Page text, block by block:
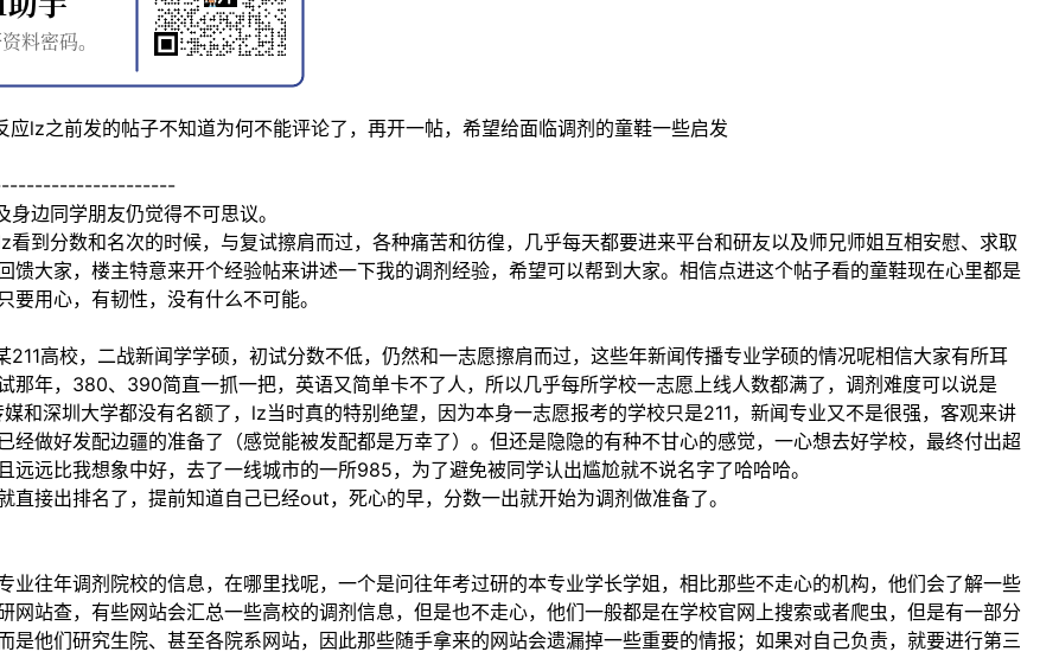
应lz之前发的帖子不知道为何不能评论了，再开一帖，希望给面临调剂的童鞋一些启发
边同学朋友仍觉得不可思议。
到分数和名次的时候，与复试擦肩而过，各种痛苦和彷徨，几乎每天都要进来平台和研友以及师兄师姐互相安慰、求取
馈大家，楼主特意来开个经验帖来讲述一下我的调剂经验，希望可以帮到大家。相信点进这个帖子看的童鞋现在心里都是
要用心，有韧性，没有什么不可能。
高校，二战新闻学学硕，初试分数不低，仍然和一志愿擦肩而过，这些年新闻传播专业学硕的情况呢相信大家有所耳
那年，380、390简直一抓一把，英语又简单卡不了人，所以几乎每所学校一志愿上线人数都满了，调剂难度可以说是
和深圳大学都没有名额了，lz当时真的特别绝望，因为本身一志愿报考的学校只是211，新闻专业又不是很强，客观来讲
经做好发配边疆的准备了（感觉能被发配都是万幸了）。但还是隐隐的有种不甘心的感觉，一心想去好学校，最终付出超
远远比我想象中好，去了一线城市的一所985，为了避免被同学认出尴尬就不说名字了哈哈哈。
直接出排名了，提前知道自己已经out，死心的早，分数一出就开始为调剂做准备了。
业往年调剂院校的信息，在哪里找呢，一个是问往年考过研的本专业学长学姐，相比那些不走心的机构，他们会了解一些
网站查，有些网站会汇总一些高校的调剂信息，但是也不走心，他们一般都是在学校官网上搜索或者爬虫，但是有一部分
是他们研究生院、甚至各院系网站，因此那些随手拿来的网站会遗漏掉一些重要的情报；如果对自己负责，就要进行第三